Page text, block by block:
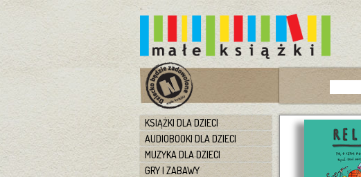
KSIĄŻKI DLA DZIECI
AUDIOBOOKI DLA DZIECI
MUZYKA DLA DZIECI
GRY I ZABAWY